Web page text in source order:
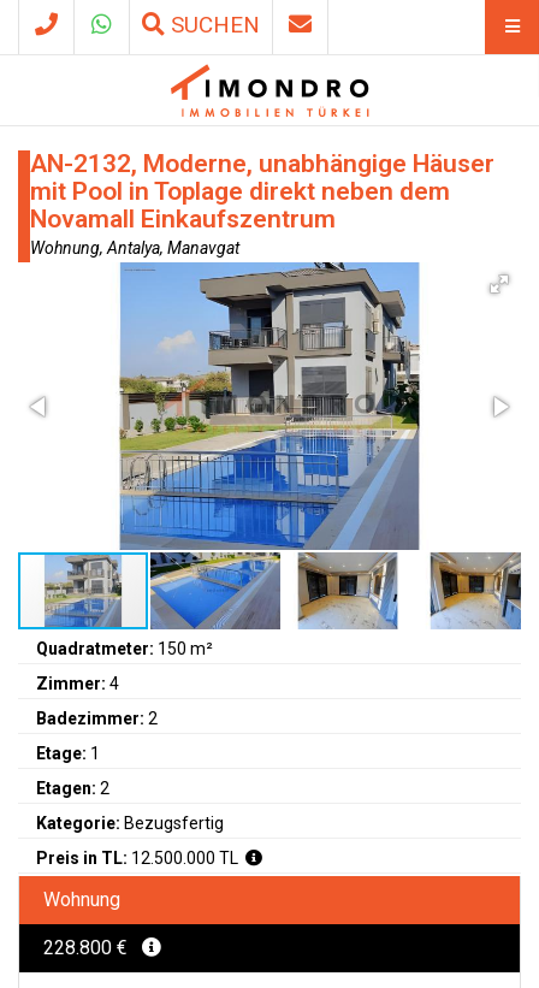
SUCHEN
AN-2132, Moderne, unabhängige Häuser
mit Pool in Toplage direkt neben dem
Novamall Einkaufszentrum
Wohnung, Antalya, Manavgat
Quadratmeter: 150 m²
Zimmer: 4
Badezimmer: 2
Etage: 1
Etagen: 2
Kategorie: Bezugsfertig
Preis in TL: 12.500.000 TL
Wohnung
228.800 €